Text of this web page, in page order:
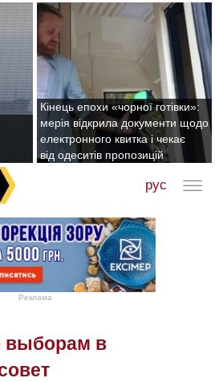
Кінець епохи «чорної готівки»:
мерія відкрила документи щодо
електронного квитка і чекає
від одеситів пропозицій
рус
Реклама
выборам в